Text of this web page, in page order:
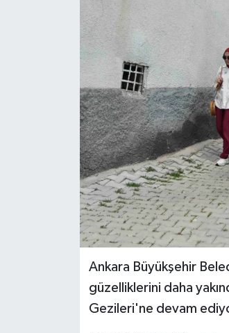
Ankara Büyükşehir
güzelliklerini daha
Gezileri'ne devam